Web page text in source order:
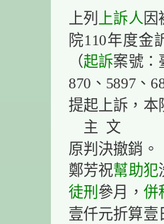
上列 上訴人
院110年度金
（起訴案號：
870、5897、
提起上訴，本
主 文
原判決撤銷。
鄭芳祝幫助犯
徒刑 參月， 併
壹仟元折算壹